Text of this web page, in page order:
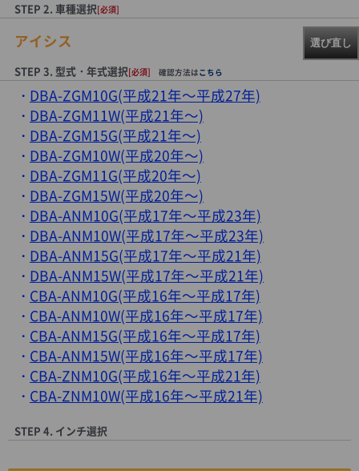
STEP 2. 車種選択[必須]
アイシス 選び直し
STEP 3. 型式・年式選択[必須] 確認方法はこちら
DBA-ZGM10G(平成21年～平成27年)
DBA-ZGM11W(平成21年～)
DBA-ZGM15G(平成21年～)
DBA-ZGM10W(平成20年～)
DBA-ZGM11G(平成20年～)
DBA-ZGM15W(平成20年～)
DBA-ANM10G(平成17年～平成23年)
DBA-ANM10W(平成17年～平成23年)
DBA-ANM15G(平成17年～平成21年)
DBA-ANM15W(平成17年～平成21年)
CBA-ANM10G(平成16年～平成17年)
CBA-ANM10W(平成16年～平成17年)
CBA-ANM15G(平成16年～平成17年)
CBA-ANM15W(平成16年～平成17年)
CBA-ZNM10G(平成16年～平成21年)
CBA-ZNM10W(平成16年～平成21年)
STEP 4. インチ選択